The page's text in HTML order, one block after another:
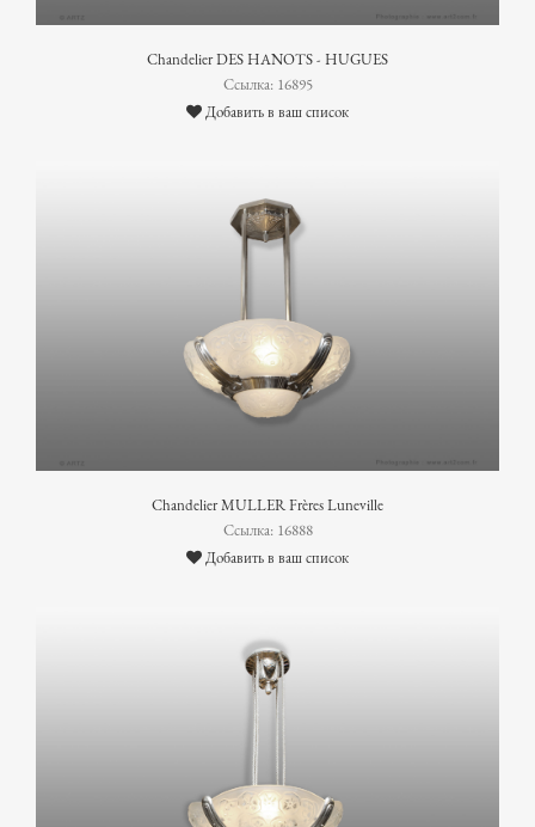
Chandelier DES HANOTS - HUGUES
Ссылка: 16895
Добавить в ваш список
Chandelier MULLER Frères Luneville
Ссылка: 16888
Добавить в ваш список